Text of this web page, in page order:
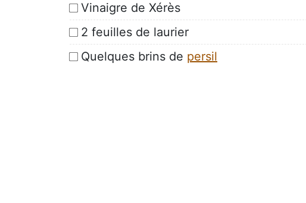
Vinaigre de Xérès
2 feuilles de laurier
Quelques brins de persil